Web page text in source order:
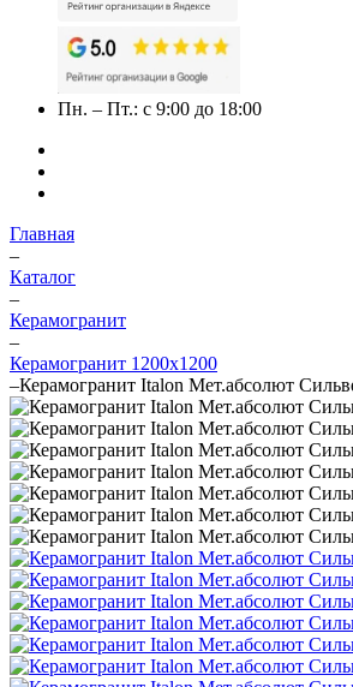
Пн. – Пт.: с 9:00 до 18:00
Главная
–
Каталог
–
Керамогранит
–
Керамогранит 1200x1200
–Керамогранит Italon Мет.абсолют